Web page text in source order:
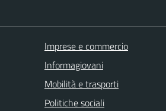
Imprese e commercio
Informagiovani
Mobilità e trasporti
Politiche sociali